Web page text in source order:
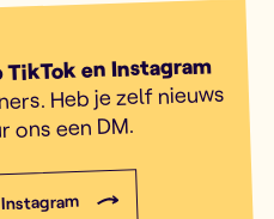
TikTok en Instagram
Heb je zelf nieuws
ons een DM.